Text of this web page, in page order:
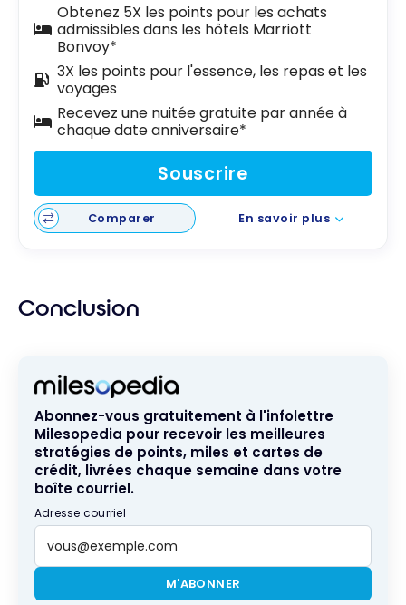
Obtenez 5X les points pour les achats
admissibles dans les hôtels Marriott
Bonvoy*
3X les points pour l'essence, les repas et les
voyages
Recevez une nuitée gratuite par année à
chaque date anniversaire*
Souscrire
Comparer En savoir plus
Conclusion
Abonnez-vous gratuitement à l'infolettre
Milesopedia pour recevoir les meilleures
stratégies de points, miles et cartes de
crédit, livrées chaque semaine dans votre
boîte courriel.
Adresse courriel
M'ABONNER